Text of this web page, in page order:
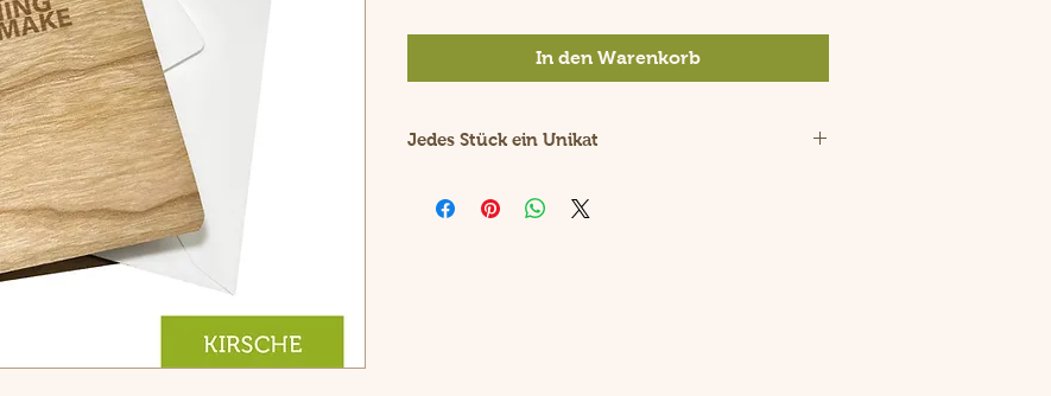
In den Warenkorb
Jedes Stück ein Unikat
Durch die natürliche Holzstruktur ist jede